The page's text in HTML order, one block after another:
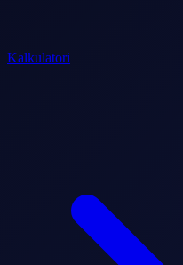
Kalkulatori